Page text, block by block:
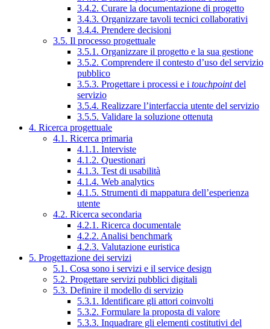
3.4.2. Curare la documentazione di progetto
3.4.3. Organizzare tavoli tecnici collaborativi
3.4.4. Prendere decisioni
3.5. Il processo progettuale
3.5.1. Organizzare il progetto e la sua gestione
3.5.2. Comprendere il contesto d’uso del servizio
pubblico
3.5.3. Progettare i processi e i touchpointdel
servizio
3.5.4. Realizzare l’interfaccia utente del servizio
3.5.5. Validare la soluzione ottenuta
4. Ricerca progettuale
4.1. Ricerca primaria
4.1.1. Interviste
4.1.2. Questionari
4.1.3. Test di usabilità
4.1.4. Web analytics
4.1.5. Strumenti di mappatura dell’esperienza
utente
4.2. Ricerca secondaria
4.2.1. Ricerca documentale
4.2.2. Analisi benchmark
4.2.3. Valutazione euristica
5. Progettazione dei servizi
5.1. Cosa sono i servizi e il service design
5.2. Progettare servizi pubblici digitali
5.3. Definire il modello di servizio
5.3.1. Identificare gli attori coinvolti
5.3.2. Formulare la proposta di valore
5.3.3. Inquadrare gli elementi costitutivi del